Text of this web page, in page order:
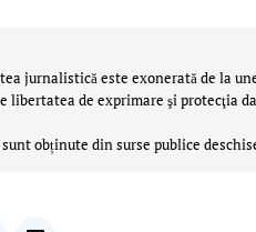
jurnalistică este exonerată de la
libertatea de exprimare şi protecţia
obținute din surse publice